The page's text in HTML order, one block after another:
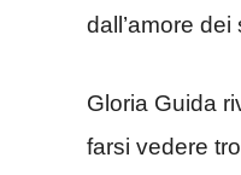
dall’amore dei
Gloria Guida
farsi vedere